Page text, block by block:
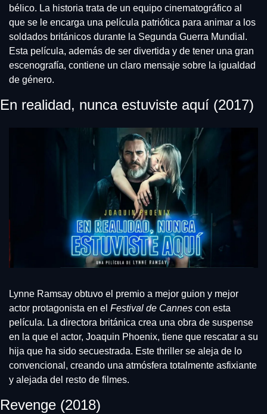
bélico. La historia trata de un equipo cinematográfico al
que se le encarga una película patriótica para animar a los
soldados británicos durante la Segunda Guerra Mundial.
Esta película, además de ser divertida y de tener una gran
escenografía, contiene un claro mensaje sobre la igualdad
de género.
En realidad, nunca estuviste aquí (2017)
Lynne Ramsay obtuvo el premio a mejor guion y mejor
actor protagonista en el Festival de Cannes con esta
película. La directora británica crea una obra de suspense
en la que el actor, Joaquin Phoenix, tiene que rescatar a su
hija que ha sido secuestrada. Este thriller se aleja de lo
convencional, creando una atmósfera totalmente asfixiante
y alejada del resto de filmes.
Revenge (2018)